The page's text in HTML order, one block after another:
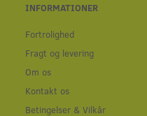
INFORMATIONER
Fortrolighed
Fragt og levering
Om os
Kontakt os
Betingelser & Vilkår